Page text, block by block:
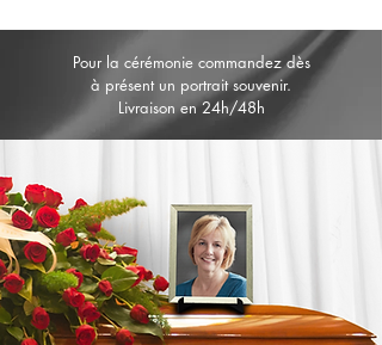
Pour la cérémonie commandez dès
à présent un portrait souvenir.
Livraison en 24h/48h